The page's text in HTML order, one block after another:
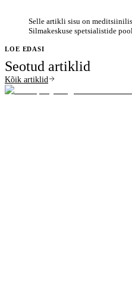
Selle artikli sisu on
Silmakeskuse spetsialistide
LOE EDASI
Seotud artiklid
Kõik artiklid